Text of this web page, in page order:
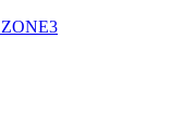
ZONE3